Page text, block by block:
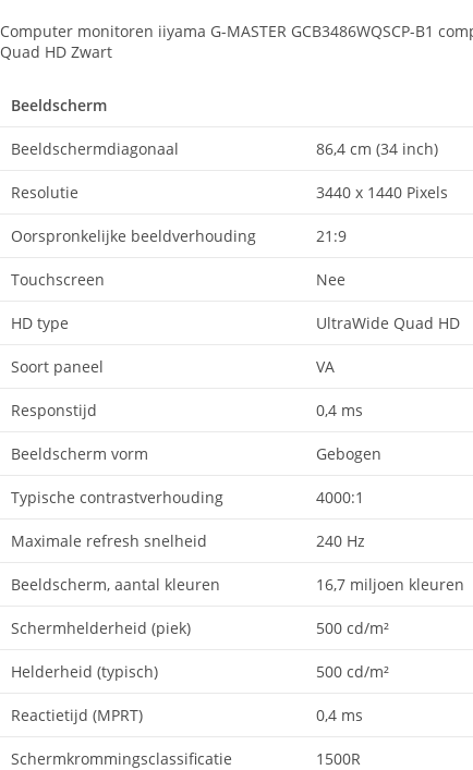
Computer monitoren iiyama G-MASTER GCB3486WQSCP-B1
Quad HD Zwart
Beeldscherm
Beeldschermdiagonaal 86,4 cm (34 inch)
Resolutie 3440 x 1440 Pixels
Oorspronkelijke beeldverhouding 21:9
Touchscreen Nee
HD type UltraWide Quad HD
Soort paneel VA
Responstijd 0,4 ms
Beeldscherm vorm Gebogen
Typische contrastverhouding 4000:1
Maximale refresh snelheid 240 Hz
Beeldscherm, aantal kleuren 16,7 miljoen kleuren
Schermhelderheid (piek) 500 cd/m²
Helderheid (typisch) 500 cd/m²
Reactietijd (MPRT) 0,4 ms
Schermkrommingsclassificatie 1500R